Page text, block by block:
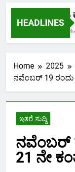
HEADLINES
ಕೇವಲ
2 Months
Home 2025
ನವೆಂಬರ್ 19 ರಂದು
ಇತರೆ ಸುದ್ದಿ
ನವೆಂಬರ್
21 ನೇ